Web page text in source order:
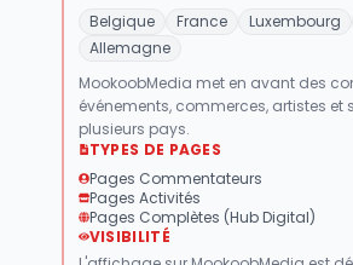
Belgique
France Luxembourg
Allemagne
MookoobMedia met en avant des
événements, commerces, artistes et
plusieurs pays.
TYPES DE PAGES
Pages Commentateurs
Pages Activités
Pages Complètes (Hub Digital)
VISIBILITÉ